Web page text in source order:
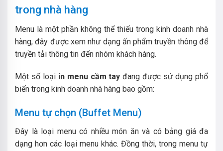
trong nhà hàng
Menu là một phần không thể thiếu trong kinh doanh nhà
hàng, đây được xem như dạng ấn phẩm truyền thông để
truyền tải thông tin đến nhóm khách hàng.
Một số loại in menu cầm tay đang được sử dụng phổ
biến trong kinh doanh nhà hàng bao gồm:
Menu tự chọn (Buffet Menu)
Đây là loại menu có nhiều món ăn và có bảng giá đa
dạng hơn các loại menu khác. Đồng thời, trong menu tự